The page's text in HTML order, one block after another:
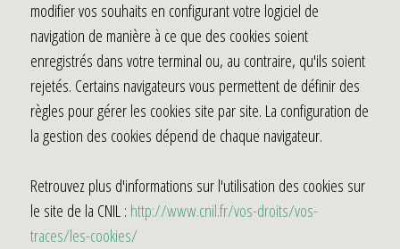
modifier vos souhaits en configurant votre logiciel de
navigation de manière à ce que des cookies soient
enregistrés dans votre terminal ou, au contraire, qu'ils soient
rejetés. Certains navigateurs vous permettent de définir des
règles pour gérer les cookies site par site. La configuration de
la gestion des cookies dépend de chaque navigateur.
Retrouvez plus d'informations sur l'utilisation des cookies sur
le site de la CNIL : http://www.cnil.fr/vos-droits/vos-
traces/les-cookies/